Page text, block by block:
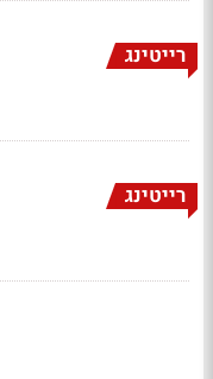
רייטינג
רייטינג